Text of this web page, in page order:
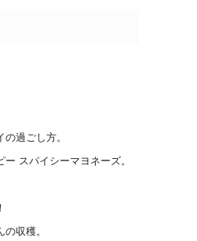
過ごし方。
スパイシーマヨネーズ。
収穫。